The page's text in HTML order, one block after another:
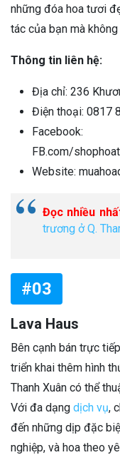
những đóa hoa tươi
tác của bạn mà
Thông tin liên hệ:
Địa chỉ: 236
Điện thoại: 0817
Facebook:
FB.com/
Website:
Đọc nhiều
trương ở Q.
#03
Lava Haus
Bên cạnh bán trực
triển khai thêm hình
Thanh Xuân có thể
Với đa dạng dịch vụ,
đến những dịp đặc
nghiệp, và hoa theo